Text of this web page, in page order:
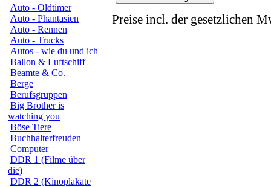
Auto - Oldtimer
Auto - Phantasien
Auto - Rennen
Auto - Trucks
Autos - wie du und ich
Ballon & Luftschiff
Beamte & Co.
Berge
Berufsgruppen
Big Brother is
watching you
Böse Tiere
Buchhalterfreuden
Computer
DDR 1 (Filme über
die)
DDR 2 (Kinoplakate
Preise incl. der gesetzlichen